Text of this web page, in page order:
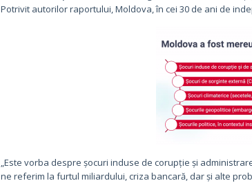
Potrivit autorilor raportului, Moldova, în cei 30 de ani de
„Este vorba despre șocuri induse de corupție și
ne referim la furtul miliardului, criza bancară, dar și alte